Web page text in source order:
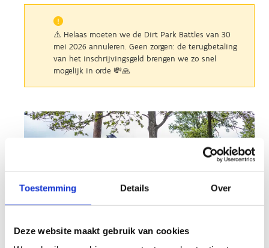
Toestemming Details Over
Deze website maakt gebruik van cookies
⚠️ Helaas moeten we de Dirt Park Battles van 30
mei 2026 annuleren. Geen zorgen: de terugbetaling
van het inschrijvingsgeld brengen we zo snel
mogelijk in orde 💸🙏